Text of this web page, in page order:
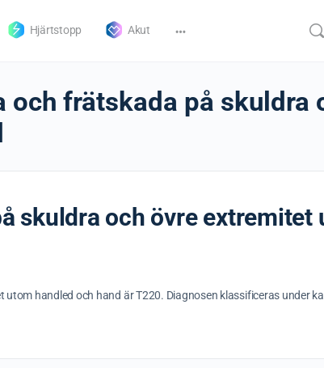
Hjärtstopp Akut
och frätskada på skuldra
skuldra och övre extremitet
handled och hand är T220. Diagnosen klassificeras under